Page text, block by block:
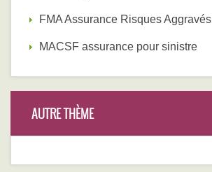
FMA Assurance Risques Aggravés
MACSF assurance pour sinistre
AUTRE THÈME